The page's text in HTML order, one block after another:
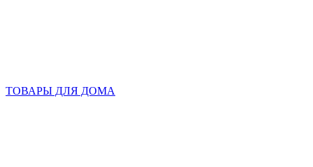
ТОВАРЫ ДЛЯ ДОМА